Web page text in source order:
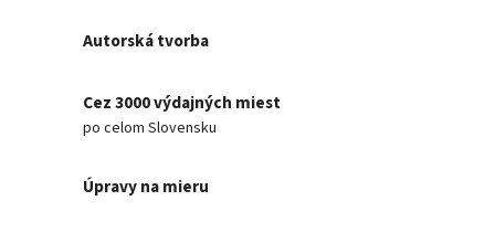
Autorská tvorba
Cez 3000 výdajných miest
po celom Slovensku
Úpravy na mieru